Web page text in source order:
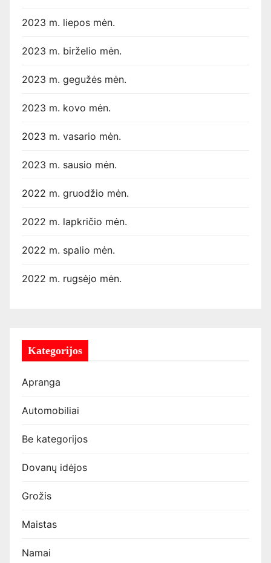
2023 m. liepos mėn.
2023 m. birželio mėn.
2023 m. gegužės mėn.
2023 m. kovo mėn.
2023 m. vasario mėn.
2023 m. sausio mėn.
2022 m. gruodžio mėn.
2022 m. lapkričio mėn.
2022 m. spalio mėn.
2022 m. rugsėjo mėn.
Kategorijos
Apranga
Automobiliai
Be kategorijos
Dovanų idėjos
Grožis
Maistas
Namai